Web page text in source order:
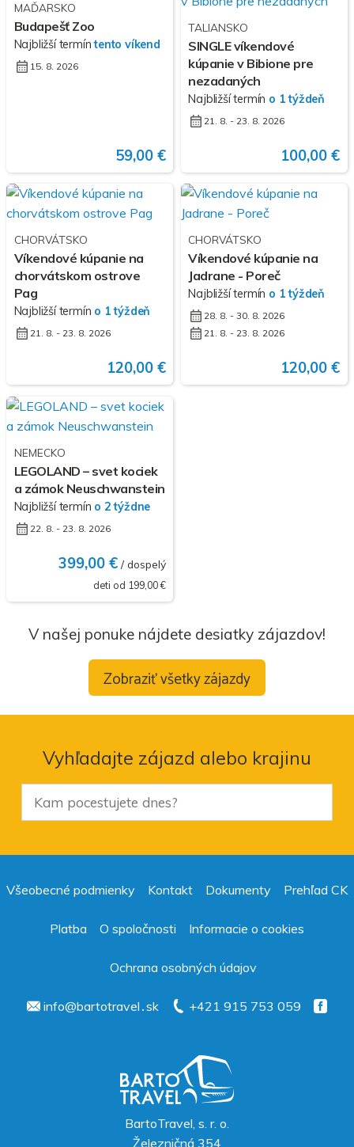
MAĎARSKO
Budapešť Zoo
Najbližší termíntento víkend
15. 8. 2026
59,00 €
TALIANSKO
SINGLE víkendové
kúpanie v Bibione pre
nezadaných
Najbližší termín o 1 týždeň
21. 8. - 23. 8. 2026
100,00 €
CHORVÁTSKO
Víkendové kúpanie na
chorvátskom ostrove
Pag
Najbližší termín o 1 týždeň
21. 8. - 23. 8. 2026
120,00 €
CHORVÁTSKO
Víkendové kúpanie na
Jadrane - Poreč
Najbližší termín o 1 týždeň
28. 8. - 30. 8. 2026
21. 8. - 23. 8. 2026
120,00 €
NEMECKO
LEGOLAND – svet kociek
a zámok Neuschwanstein
Najbližší termín o 2 týždne
22. 8. - 23. 8. 2026
399,00 €/ dospelý
deti od 199,00 €
V našej ponuke nájdete desiatky zájazdov!
Zobraziť všetky zájazdy
Vyhľadajte zájazd alebo krajinu
BartoTravel, s. r. o.
Železničná 354
Všeobecné podmienky Kontakt Dokumenty Prehľad CK
Platba O spoločnosti Informacie o cookies
Ochrana osobných údajov
info@bartotravel․sk +421 915 753 059